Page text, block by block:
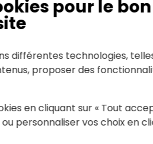
pour le bon
différentes technologies,
proposer des
en cliquant sur « Tout
personnaliser vos choix en